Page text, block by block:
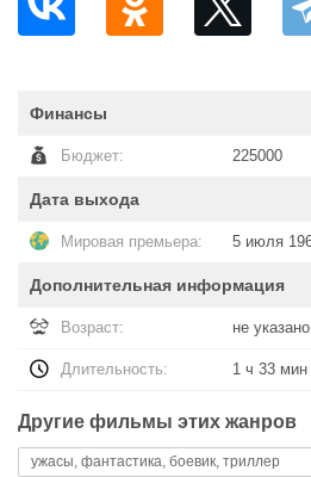
Финансы
Бюджет: 225000
Дата выхода
Мировая премьера: 5 июля
Дополнительная информация
Возраст: не указано
Длительность: 1 ч 33 мин
Другие фильмы этих жанров
ужасы, фантастика, боевик, триллер